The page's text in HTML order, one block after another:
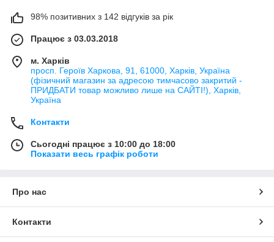
98% позитивних з 142 відгуків за рік
Працює з 03.03.2018
м. Харків
просп. Героїв Харкова, 91, 61000, Харків, Україна
(фізичний магазин за адресою тимчасово закритий -
ПРИДБАТИ товар можливо лише на САЙТІ!), Харків,
Україна
Контакти
Сьогодні працює з 10:00 до 18:00
Показати весь графік роботи
Про нас
Контакти